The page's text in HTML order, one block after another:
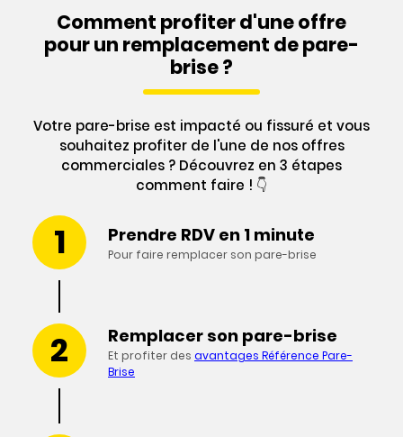
Comment profiter d'une offre
pour un remplacement de pare-
brise ?
Votre pare-brise est impacté ou fissuré et vous
souhaitez profiter de l'une de nos offres
commerciales ? Découvrez en 3 étapes
comment faire ! 👇
Prendre RDV en 1 minute
Pour faire remplacer son pare-brise
Remplacer son pare-brise
Et profiter des avantages Référence Pare-
Brise